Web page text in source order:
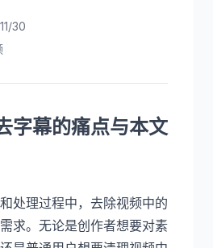
30
字幕的痛点与本文
处理过程中，去除视频中的
求。无论是创作者想要对素